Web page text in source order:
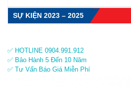
SỰ KIỆN 2023 – 2025
✅ HOTLINE 0904.991.912
✅ Bảo Hành 5 Đến 10 Năm
✅ Tư Vấn Báo Giá Miễn Phí